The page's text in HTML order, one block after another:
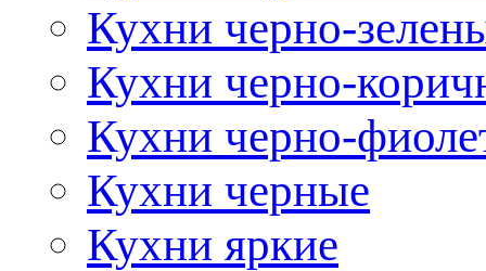
Кухни черно-
Кухни черно-
Кухни черно-
Кухни черные
Кухни яркие